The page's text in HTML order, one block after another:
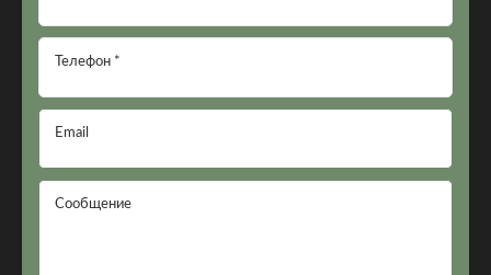
Телефон *
Email
Сообщение